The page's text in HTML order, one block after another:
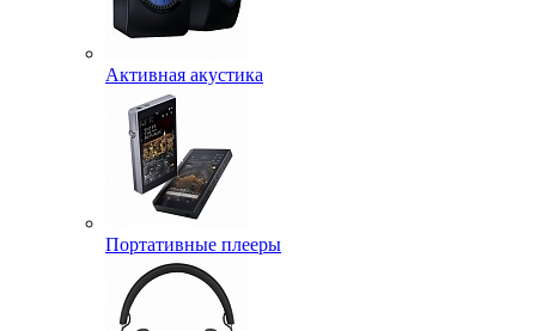
Активная акустика
Портативные плееры